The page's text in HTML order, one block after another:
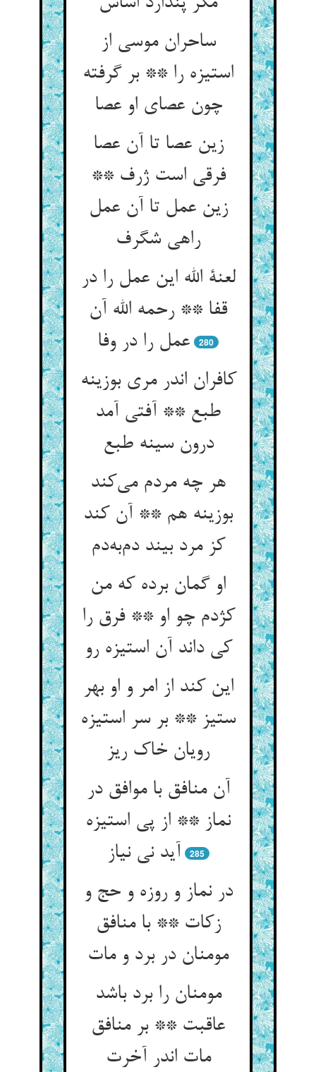
ساحران موسی از
استیزه را ** بر گرفته
چون عصای او عصا
زین عصا تا آن عصا
فرقی است ژرف **
زین عمل تا آن عمل
لعنة الله این عمل را در
قفا ** رحمه الله آن
عمل را در وفا
280
کافران اندر مری بوزینه
طبع ** آفتی آمد
درون سینه طبع‌‌
هر چه مردم می‌‌کند
بوزینه هم ** آن کند
او گمان برده که من
کژدم چو او ** فرق را
کی داند آن استیزه رو
این کند از امر و او بهر
ستیز ** بر سر استیزه
رویان خاک ریز
آن منافق با موافق در
نماز ** از پی استیزه
آید نی نیاز
285
در نماز و روزه و حج و
زکات ** با منافق
مومنان را برد باشد
عاقبت ** بر منافق
مات اندر آخرت‌‌